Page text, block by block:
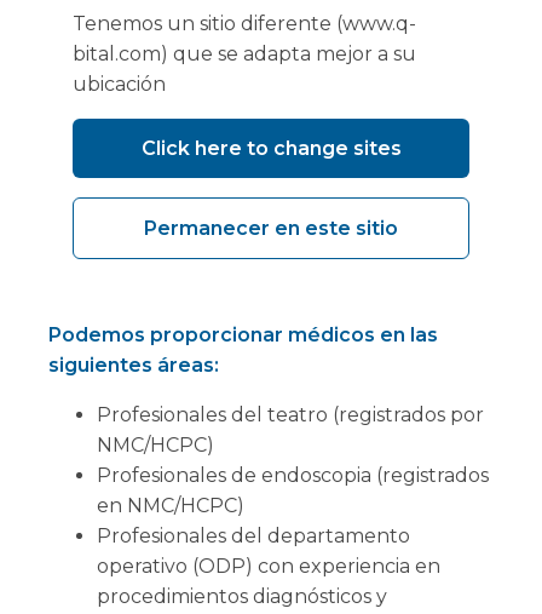
Además, si la contratación de personal clínico
es un desafío para usted, contamos con un
equipo de médicos, empleados por nosotros,
contractuales. Contamos con profesionales de
la salud que no solo brindan un excelente
servicio clínico para nuestros clientes y sus
pacientes, sino que también tienen un sólido
conocimiento práctico de lo que se necesita
Podemos proporcionar médicos en las
siguientes áreas:
Profesionales del teatro (registrados por
NMC/HCPC)
Profesionales de endoscopia (registrados
en NMC/HCPC)
Profesionales del departamento
operativo (ODP) con experiencia en
procedimientos diagnósticos y
Tenemos un sitio diferente (www.q-
bital.com) que se adapta mejor a su
ubicación
Click here to change sites
Permanecer en este sitio